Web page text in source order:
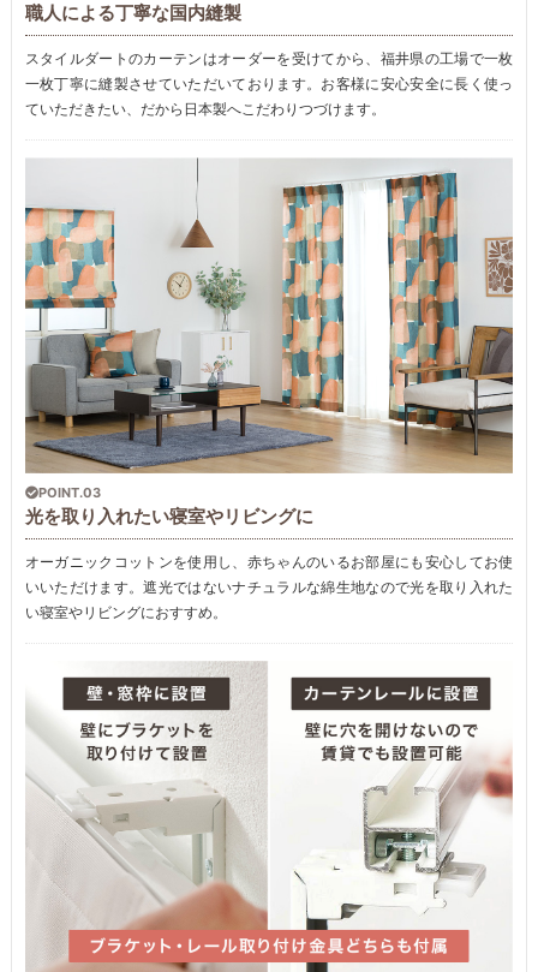
職人による丁寧な国内縫製
スタイルダートのカーテンはオーダーを受けてから、福井県の工場で一枚
一枚丁寧に縫製させていただいております。お客様に安心安全に長く使っ
ていただきたい、だから日本製へこだわりつづけます。
POINT.03
光を取り入れたい寝室やリビングに
オーガニックコットンを使用し、赤ちゃんのいるお部屋にも安心してお使
いいただけます。遮光ではないナチュラルな綿生地なので光を取り入れた
い寝室やリビングにおすすめ。